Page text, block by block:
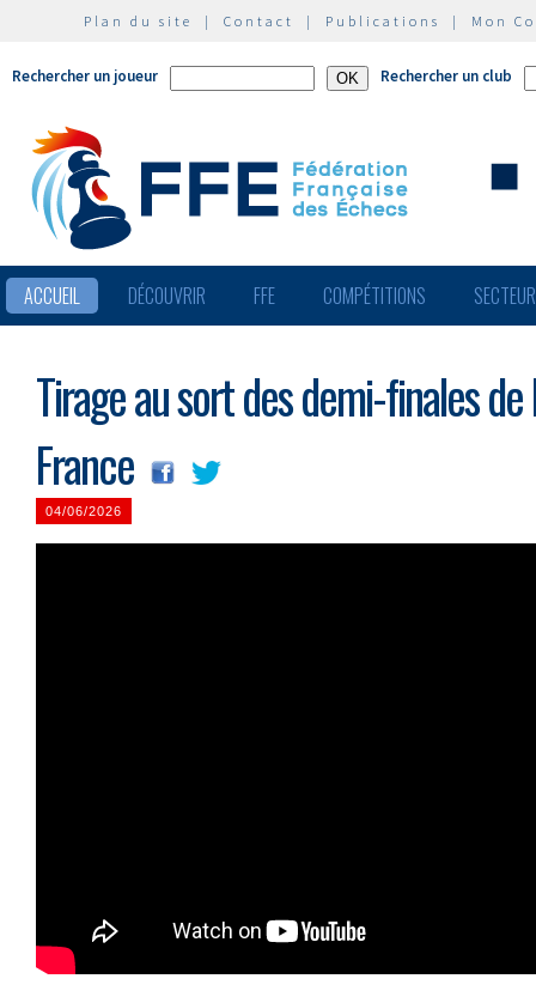
Plan du site | Contact | Publications | Mon
Rechercher un joueur Rechercher un club
ACCUEIL DÉCOUVRIR FFE COMPÉTITIONS
Tirage au sort des demi-finales
France
04/06/2026